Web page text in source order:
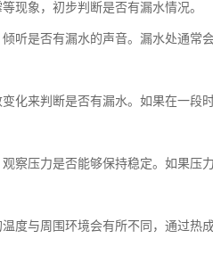
现象，初步判断是否有漏水情况。
听是否有漏水的声音。漏水处通常
化来判断是否有漏水。如果在一段
察压力是否能够保持稳定。如果压
度与周围环境会有所不同，通过热